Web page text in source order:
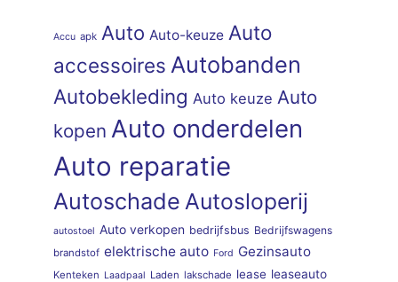
Accu apk Auto Auto-keuze Auto
accessoires Autobanden
Autobekleding Auto keuze Auto
kopen Auto onderdelen
Auto reparatie
Autoschade Autosloperij
autostoel Auto verkopen bedrijfsbus Bedrijfswagens
brandstof elektrische auto Ford Gezinsauto
Kenteken Laadpaal Laden lakschade lease leaseauto